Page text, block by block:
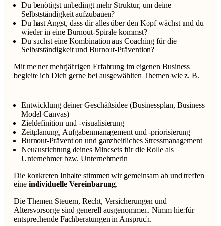
Du benötigst unbedingt mehr Struktur, um deine
Selbstständigkeit aufzubauen?
Du hast Angst, dass dir alles über den Kopf wächst und du
wieder in eine Burnout-Spirale kommst?
Du suchst eine Kombination aus Coaching für die
Selbstständigkeit und Burnout-Prävention?
Mit meiner mehrjährigen Erfahrung im eigenen Business
begleite ich Dich gerne bei ausgewählten Themen wie z. B.
Entwicklung deiner Geschäftsidee (Businessplan, Business
Model Canvas)
Zieldefinition und -visualisierung
Zeitplanung, Aufgabenmanagement und -priorisierung
Burnout-Prävention und ganzheitliches Stressmanagement
Neuausrichtung deines Mindsets für die Rolle als
Unternehmer bzw. Unternehmerin
Die konkreten Inhalte stimmen wir gemeinsam ab und treffen
eine individuelle Vereinbarung.
Die Themen Steuern, Recht, Versicherungen und
Altersvorsorge sind generell ausgenommen. Nimm hierfür
entsprechende Fachberatungen in Anspruch.